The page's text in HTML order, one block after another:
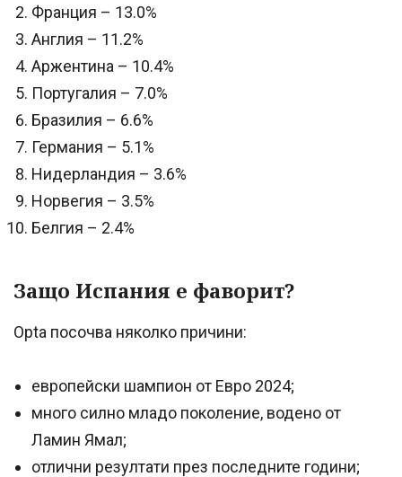
Франция – 13.0%
Англия – 11.2%
Аржентина – 10.4%
Португалия – 7.0%
Бразилия – 6.6%
Германия – 5.1%
Нидерландия – 3.6%
Норвегия – 3.5%
Белгия – 2.4%
Защо Испания е фаворит?
Opta посочва няколко причини:
европейски шампион от Евро 2024;
много силно младо поколение, водено от
Ламин Ямал;
отлични резултати през последните години;